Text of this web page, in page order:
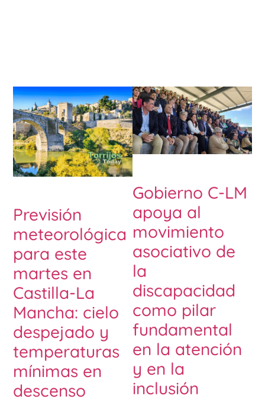
Previsión
meteorológica
para este
martes en
Castilla-La
Mancha: cielo
despejado y
temperaturas
mínimas en
descenso
Gobierno C-LM
apoya al
movimiento
asociativo de
la
discapacidad
como pilar
fundamental
en la atención
y en la
inclusión